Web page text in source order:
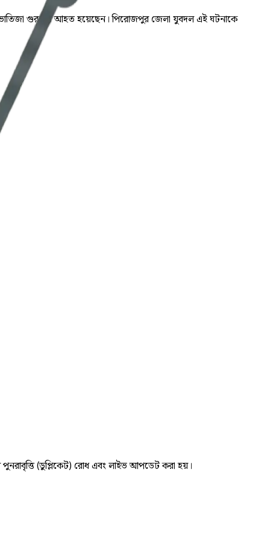
ভাতিজা গুরুতর আহত হয়েছেন। পিরোজপুর জেলা যুবদল এই ঘটনাকে
পুনরাবৃত্তি (ডুপ্লিকেট) রোধ এবং লাইভ আপডেট করা হয়।